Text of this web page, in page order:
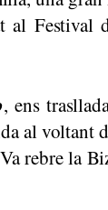
al Festival
, ens
al voltant
rebre la